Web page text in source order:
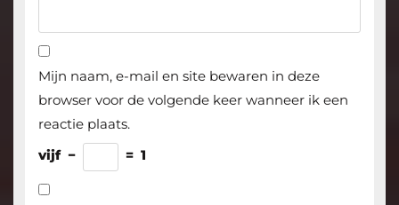
Mijn naam, e-mail en site bewaren in deze
browser voor de volgende keer wanneer ik een
reactie plaats.
vijf − = 1